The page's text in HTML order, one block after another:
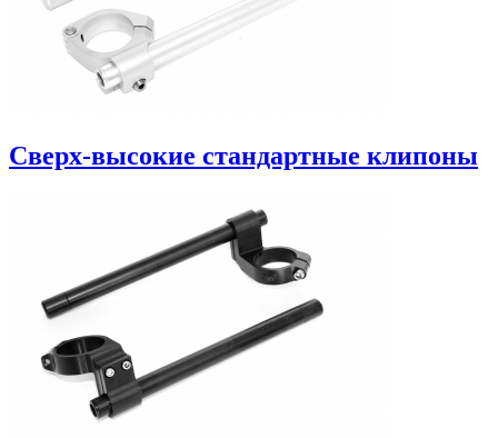
Сверх-высокие стандартные клипоны